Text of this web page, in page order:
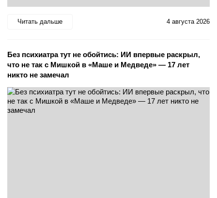
Читать дальше 4 августа 2026
Без психиатра тут не обойтись: ИИ впервые раскрыл,
что не так с Мишкой в «Маше и Медведе» — 17 лет
никто не замечал